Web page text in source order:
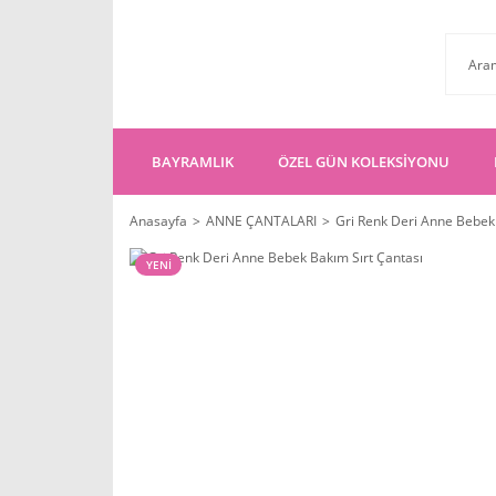
BAYRAMLIK ÖZEL GÜN KOLEKSİYONU
Anasayfa ANNE ÇANTALARI Gri Renk Deri Anne Bebek
YENİ